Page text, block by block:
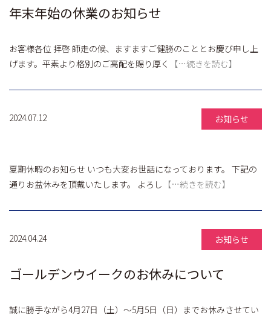
年末年始の休業のお知らせ
お客様各位 拝啓 師走の候、ますますご健勝のこととお慶び申し上
げます。平素より格別のご高配を賜り厚く
【…続きを読む】
2024.07.12 お知らせ
夏期休暇のお知らせ いつも大変お世話になっております。 下記の
通りお盆休みを頂戴いたします。 よろし 【…続きを読む】
2024.04.24 お知らせ
ゴールデンウイークのお休みについて
誠に勝手ながら4月27日（土）～5月5日（日）までお休みさせてい